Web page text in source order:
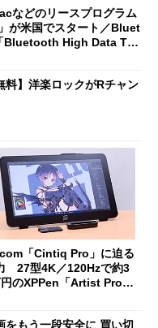
などのリースプログラム
が米国でスタート／Bluet
Bluetooth High Data Thr
料】洋楽ロックがRチャン
「Cintiq Pro」に迫る
27型4K／120Hzで約3
のXPPen「Artist Pro 2
をもう一段安全に 買い切